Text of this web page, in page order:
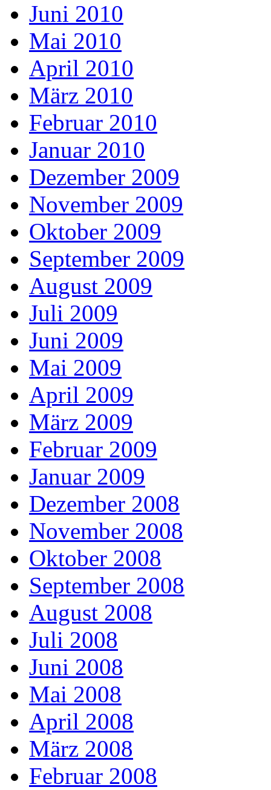
Juni 2010
Mai 2010
April 2010
März 2010
Februar 2010
Januar 2010
Dezember 2009
November 2009
Oktober 2009
September 2009
August 2009
Juli 2009
Juni 2009
Mai 2009
April 2009
März 2009
Februar 2009
Januar 2009
Dezember 2008
November 2008
Oktober 2008
September 2008
August 2008
Juli 2008
Juni 2008
Mai 2008
April 2008
März 2008
Februar 2008